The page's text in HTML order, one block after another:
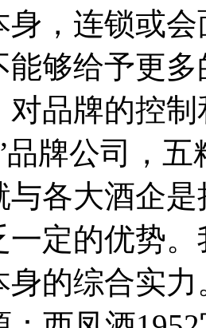
身，连锁或
能够给予更
对品牌的控
品牌公司，
与各大酒企
一定的优势
身的综合实力